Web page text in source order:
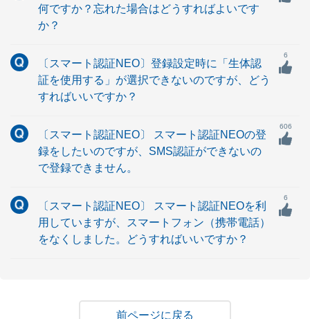
何ですか？忘れた場合はどうすればよいです
か？
〔スマート認証NEO〕登録設定時に「生体認
証を使用する」が選択できないのですが、どう
すればいいですか？
6
〔スマート認証NEO〕 スマート認証NEOの登
録をしたいのですが、SMS認証ができないの
で登録できません。
606
〔スマート認証NEO〕 スマート認証NEOを利
用していますが、スマートフォン（携帯電話）
をなくしました。どうすればいいですか？
6
戻る